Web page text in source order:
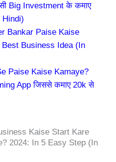
Big Investment के कमाए
Hindi)
Bankar Paise Kaise
Best Business Idea (In
Paise Kaise Kamaye?
App जिससे कमाए 20k से
Kaise Start Kare
2024: In 5 Easy Step (In